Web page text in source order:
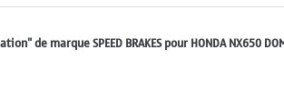
de marque SPEED BRAKES pour HONDA NX650